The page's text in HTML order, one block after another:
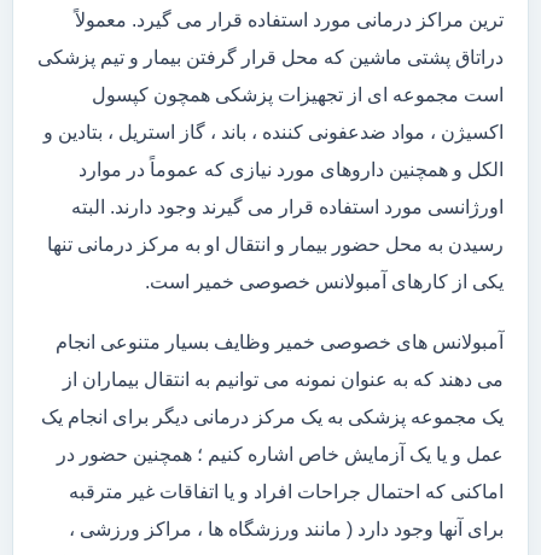
ترین مراکز درمانی مورد استفاده قرار می گیرد. معمولاً
دراتاق پشتی ماشین که محل قرار گرفتن بیمار و تیم پزشکی
است مجموعه ای از تجهیزات پزشکی همچون کپسول
اکسیژن ، مواد ضدعفونی کننده ، باند ، گاز استریل ، بتادین و
الکل و همچنین داروهای مورد نیازی که عموماً در موارد
اورژانسی مورد استفاده قرار می گیرند وجود دارند. البته
رسیدن به محل حضور بیمار و انتقال او به مرکز درمانی تنها
یکی از کارهای آمبولانس خصوصی خمیر است.
آمبولانس های خصوصی خمیر وظایف بسیار متنوعی انجام
می دهند که به عنوان نمونه می توانیم به انتقال بیماران از
یک مجموعه پزشکی به یک مرکز درمانی دیگر برای انجام یک
عمل و یا یک آزمایش خاص اشاره کنیم ؛ همچنین حضور در
اماکنی که احتمال جراحات افراد و یا اتفاقات غیر مترقبه
برای آنها وجود دارد ( مانند ورزشگاه ها ، مراکز ورزشی ،